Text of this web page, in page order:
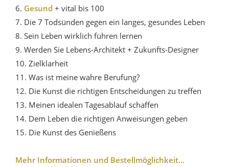
6. Gesund + vital bis 100
7. Die 7 Todsünden gegen ein langes, gesundes Leben
8. Sein Leben wirklich führen lernen
9. Werden Sie Lebens-Architekt + Zukunfts-Designer
10. Zielklarheit
11. Was ist meine wahre Berufung?
12. Die Kunst die richtigen Entscheidungen zu treffen
13. Meinen idealen Tagesablauf schaffen
14. Dem Leben die richtigen Anweisungen geben
15. Die Kunst des Genießens
Mehr Informationen und Bestellmöglichkeit...